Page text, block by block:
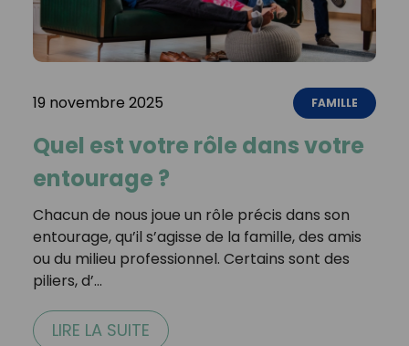
19 novembre 2025 FAMILLE
Quel est votre rôle dans votre
entourage ?
Chacun de nous joue un rôle précis dans son
entourage, qu’il s’agisse de la famille, des amis
ou du milieu professionnel. Certains sont des
piliers, d’…
LIRE LA SUITE